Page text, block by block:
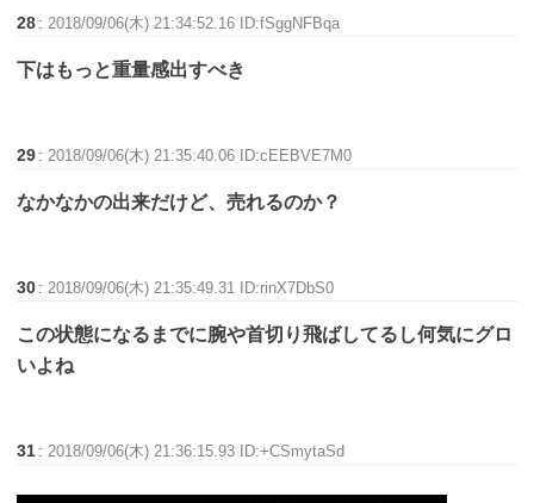
28 :2018/09/06(木) 21:34:52.16 ID:fSggNFBqa
下はもっと重量感出すべき
29 :2018/09/06(木) 21:35:40.06 ID:cEEBVE7M0
なかなかの出来だけど、売れるのか？
30 :2018/09/06(木) 21:35:49.31 ID:rinX7DbS0
この状態になるまでに腕や首切り飛ばしてるし何気にグロ
いよね
31 :2018/09/06(木) 21:36:15.93 ID:+CSmytaSd